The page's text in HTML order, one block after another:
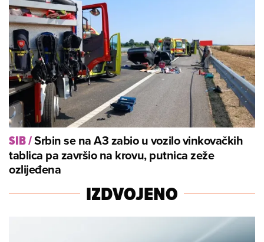
SIB/Srbin se na A3 zabio u vozilo vinkovačkih
tablica pa završio na krovu, putnica zeže
ozlijeđena
IZDVOJENO